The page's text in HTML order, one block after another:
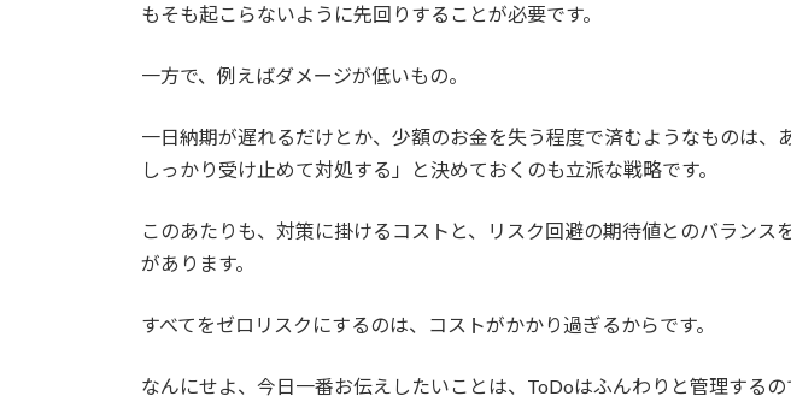
もそも起こらないように先回りすることが必要です。
一方で、例えばダメージが低いもの。
一日納期が遅れるだけとか、少額のお金を失う程度で済むようなものは、
しっかり受け止めて対処する」と決めておくのも立派な戦略です。
このあたりも、対策に掛けるコストと、リスク回避の期待値とのバランス
があります。
すべてをゼロリスクにするのは、コストがかかり過ぎるからです。
なんにせよ、今日一番お伝えしたいことは、ToDoはふんわりと管理する